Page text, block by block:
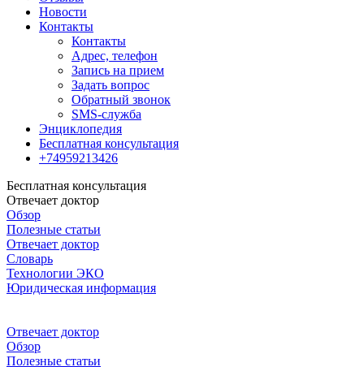
Новости
Контакты
Контакты
Адрес, телефон
Запись на прием
Задать вопрос
Обратный звонок
SMS-служба
Энциклопедия
Бесплатная консультация
+74959213426
Бесплатная консультация
Отвечает доктор
Обзор
Полезные статьи
Отвечает доктор
Словарь
Технологии ЭКО
Юридическая информация
Отвечает доктор
Обзор
Полезные статьи